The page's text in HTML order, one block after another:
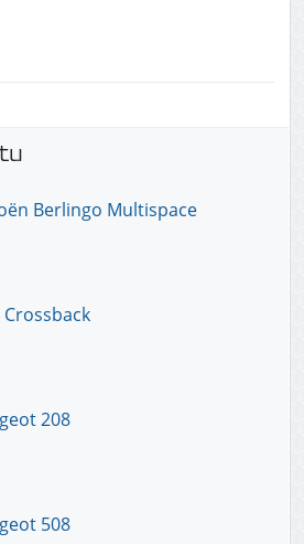
Berlingo Multispace
Crossback
208
508